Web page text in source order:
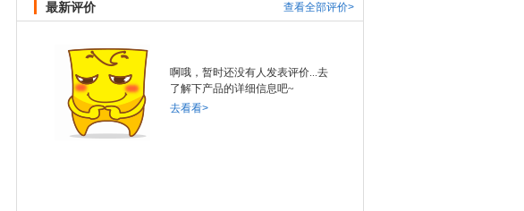
最新评价 查看全部评价>
啊哦，暂时还没有人发表评价...去
了解下产品的详细信息吧~
去看看>